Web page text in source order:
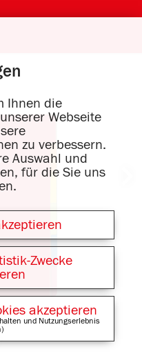
Ihnen die
Webseite
zu verbessern.
Auswahl und
für die Sie uns
Zwecke
akzeptieren
und Nutzungserlebnis